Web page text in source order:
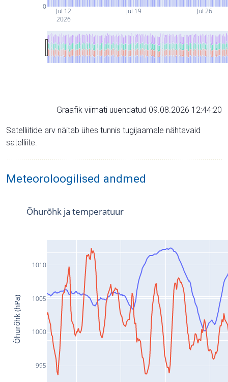
Jul 12
2026
Jul 19 Jul 26
0
Graafik viimati uuendatud 09.08.2026 12:44:20
Satelliitide arv näitab ühes tunnis tugijaamale nähtavaid
satelliite.
Meteoroloogilised andmed
995
1000
1005
1010
Õhurõhk ja temperatuur
Õhurõhk (hPa)